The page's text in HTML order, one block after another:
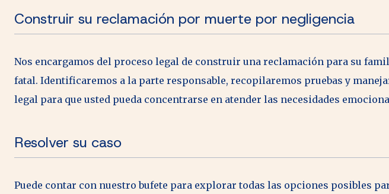
Construir su reclamación por muerte por negligencia
Nos encargamos del proceso legal de construir una reclamación para su
fatal. Identificaremos a la parte responsable, recopilaremos pruebas y
legal para que usted pueda concentrarse en atender las necesidades
Resolver su caso
Puede contar con nuestro bufete para explorar todas las opciones posibles